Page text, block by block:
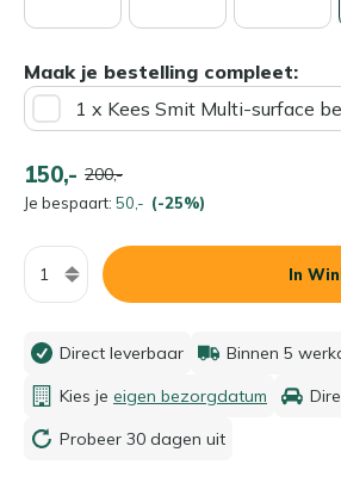
Maak je bestelling compleet:
1 x Kees Smit Multi-surface
150,- 200,-
Je bespaart: 50,- (-25%)
Aantal
In
Direct leverbaar Binnen 5
Kies je eigen bezorgdatum
Probeer 30 dagen uit